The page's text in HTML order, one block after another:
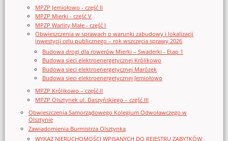
MPZP Jemiołowo - część II
MPZP Mierki - część V
MPZP Warlity Małe - część I
Obwieszczenia w sprawach o warunki zabudowy i lokalizacji
inwestycji celu publicznego – rok wszczęcia sprawy 2026
Budowa drogi dla rowerów Mierki – Swaderki - Etap 1
Budowa sieci elektroenergetycznej Królikowo
Budowa sieci elektroenergetycznej Marózek
Budowa sieci elektroenergetycznej Jemiołowo
MPZP Królikowo – część II
MPZP Olsztynek ul. Daszyńskiego – część III
Obwieszczenia Samorządowego Kolegium Odwoławczego w
Olsztynie
Zawiadomienia Burmistrza Olsztynka
WYKAZ NIERUCHOMOŚCI WPISANYCH DO REJESTRU ZABYTKÓW.